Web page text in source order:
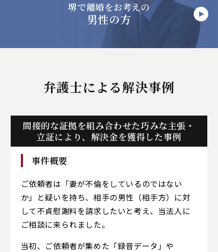
堺で離婚をお考えの
男性の方
弁護士による解決事例
間接的な証拠を組み合わせた巧みな主張・
立証により、 解決金を獲得した事例
事件概要
ご依頼者は「妻が不倫をしているのではない
か」と疑いを持ち、相手の男性（相手方）に対
して不貞慰謝料を請求したいと考え、当法人に
ご相談に来られました。
当初、ご依頼者が集めた「録音データ」や